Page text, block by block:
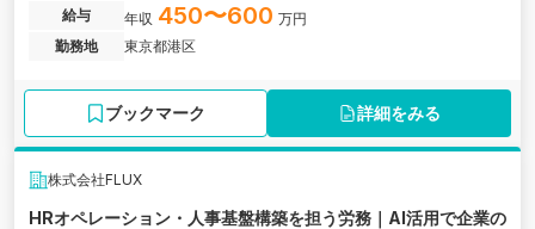
各種制度の企画・改定まで、人事労務業務を幅広く経験できる環境
です。 海外出向社員の給与計算や海外拠点との連携機会もあり、実
務を通じて語学力や国際的な業務対応力も自然と身につきます。 少
任され、労務のプロフェッショナルとして着実にキャリアを積み上
給与 年収 450〜600 万円
勤務地
東京都港区
ブックマーク 詳細をみる
株式会社FLUX
HRオペレーション・人事基盤構築を担う労務｜AI活用で企業の